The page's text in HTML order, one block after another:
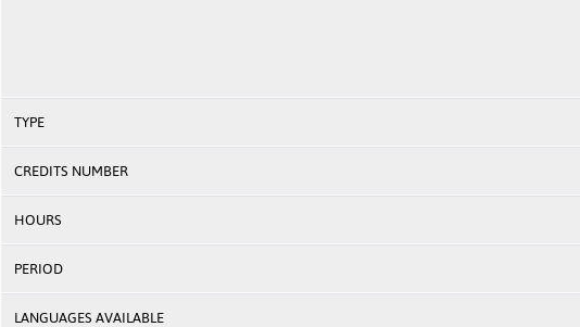
TYPE
CREDITS NUMBER
HOURS
PERIOD
LANGUAGES AVAILABLE